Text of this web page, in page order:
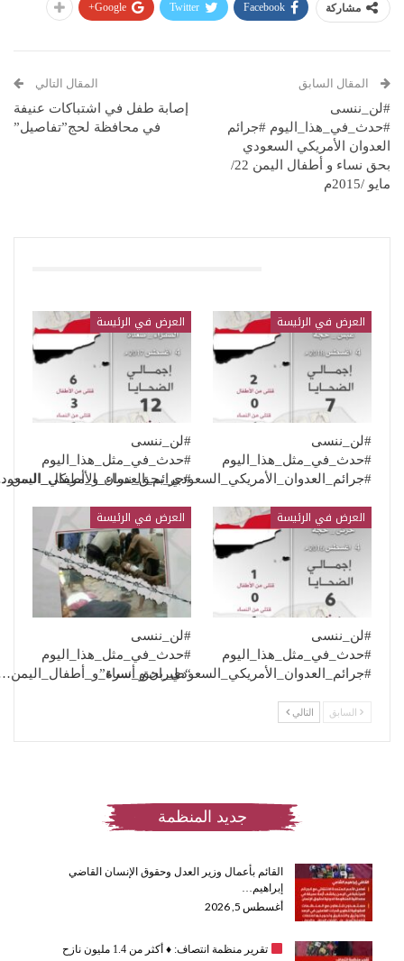
مشاركة Facebook
Twitter
Google+
المقال السابق
#لن_ننسى
#حدث_في_هذا_اليوم #جرائم
العدوان الأمريكي السعودي
بحق نساء و أطفال اليمن 22/
مايو /2015م
المقال التالي
إصابة طفل في اشتباكات عنيفة
في محافظة لحج”تفاصيل”
العرض في الرئيسة
#لن_ننسى
#حدث_في_مثل_هذا_اليوم
العرض في الرئيسة
#لن_ننسى
#حدث_في_مثل_هذا_اليوم
العرض في الرئيسة
#لن_ننسى
#حدث_في_مثل_هذا_اليوم
العرض في الرئيسة
#لن_ننسى
#حدث_في_مثل_هذا_اليوم
“طيران و أسرة”
السابق التالي
جديد المنظمة
القائم بأعمال وزير العدل وحقوق الإنسان القاضي
إبراهيم…
أغسطس 5, 2026
تقرير منظمة انتصاف: ♦️
أكثر من 1.4 مليون نازح